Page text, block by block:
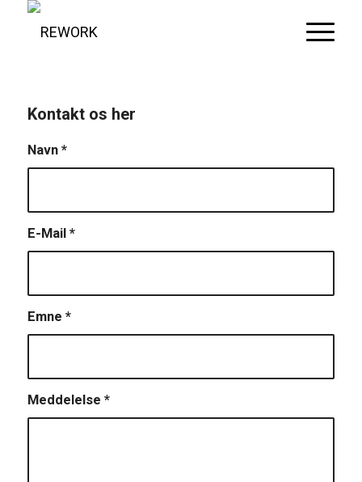
Kontakt os her
Navn *
E-Mail *
Emne *
Meddelelse *